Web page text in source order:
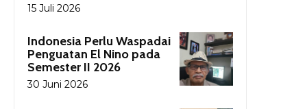
15 Juli 2026
Indonesia Perlu Waspadai
Penguatan El Nino pada
Semester II 2026
30 Juni 2026